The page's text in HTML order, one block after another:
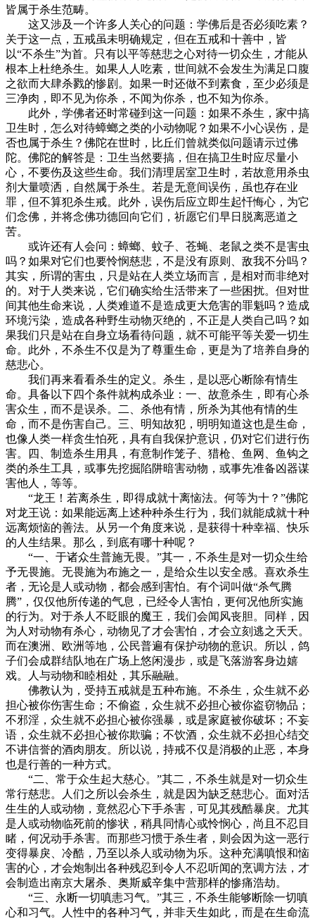
皆属于杀生范畴。
这又涉及一个许多人关心的问题：学佛后是否必须吃素？
关于这一点，五戒虽未明确规定，但在五戒和十善中，皆
以“不杀生”为首。只有以平等慈悲之心对待一切众生，才能从
根本上杜绝杀生。如果人人吃素，世间就不会发生为满足口腹
之欲而大肆杀戮的惨剧。如果一时还做不到素食，至少必须是
三净肉，即不见为你杀，不闻为你杀，也不知为你杀。
此外，学佛者还时常碰到这一问题：如果不杀生，家中搞
卫生时，怎么对待蟑螂之类的小动物呢？如果不小心误伤，是
否也属于杀生？佛陀在世时，比丘们曾就类似问题请示过佛
陀。佛陀的解答是：卫生当然要搞，但在搞卫生时应尽量小
心，不要伤及这些生命。我们清理居室卫生时，若故意用杀虫
剂大量喷洒，自然属于杀生。若是无意间误伤，虽也存在业
罪，但不算犯杀生戒。此外，误伤后应立即生起忏悔心，为它
们念佛，并将念佛功德回向它们，祈愿它们早日脱离恶道之
苦。
或许还有人会问：蟑螂、蚊子、苍蝇、老鼠之类不是害虫
吗？如果对它们也要怜悯慈悲，不是没有原则、敌我不分吗？
其实，所谓的害虫，只是站在人类立场而言，是相对而非绝对
的。对于人类来说，它们确实给生活带来了一些困扰。但对世
间其他生命来说，人类难道不是造成更大危害的罪魁吗？造成
环境污染，造成各种野生动物灭绝的，不正是人类自己吗？如
果我们只是站在自身立场看待问题，就不可能平等关爱一切生
命。此外，不杀生不仅是为了尊重生命，更是为了培养自身的
慈悲心。
我们再来看看杀生的定义。杀生，是以恶心断除有情生
命。具备以下四个条件就构成杀业：一、故意杀生，即有心杀
害众生，而不是误杀。二、杀他有情，所杀为其他有情的生
命，而不是伤害自己。三、明知故犯，明明知道这也是生命，
也像人类一样贪生怕死，具有自我保护意识，仍对它们进行伤
害。四、制造杀生用具，有意制作笼子、猎枪、鱼网、鱼钩之
类的杀生工具，或事先挖掘陷阱暗害动物，或事先准备凶器谋
害他人，等等。
“龙王！若离杀生，即得成就十离恼法。何等为十？”佛陀
对龙王说：如果能远离上述种种杀生行为，我们就能成就十种
远离烦恼的善法。从另一个角度来说，是获得十种幸福、快乐
的人生结果。那么，到底有哪十种呢？
“一、于诸众生普施无畏。”其一，不杀生是对一切众生给
予无畏施。无畏施为布施之一，是给众生以安全感。喜欢杀生
者，无论是人或动物，都会感到害怕。有个词叫做“杀气腾
腾”，仅仅他所传递的气息，已经令人害怕，更何况他所实施
的行为。对于杀人不眨眼的魔王，我们会闻风丧胆。同样，因
为人对动物有杀心，动物见了才会害怕，才会立刻逃之夭夭。
而在澳洲、欧洲等地，公民普遍有保护动物的意识。所以，鸽
子们会成群结队地在广场上悠闲漫步，或是飞落游客身边嬉
戏。人与动物和睦相处，其乐融融。
佛教认为，受持五戒就是五种布施。不杀生，众生就不必
担心被你伤害生命；不偷盗，众生就不必担心被你盗窃物品；
不邪淫，众生就不必担心被你强暴，或是家庭被你破坏；不妄
语，众生就不必担心被你欺骗；不饮酒，众生就不必担心结交
不讲信誉的酒肉朋友。所以说，持戒不仅是消极的止恶，本身
也是行善的一种方式。
“二、常于众生起大慈心。”其二，不杀生就是对一切众生
常行慈悲。人们之所以会杀生，就是因为缺乏慈悲心。面对活
生生的人或动物，竟然忍心下手杀害，可见其残酷暴戾。尤其
是人或动物临死前的惨状，稍具同情心或怜悯心，尚且不忍目
睹，何况动手杀害。而那些习惯于杀生者，则会因为这一恶行
变得暴戾、冷酷，乃至以杀人或动物为乐。这种充满嗔恨和恼
害的心，才会炮制出各种残忍到令人不忍听闻的烹调方法，才
会制造出南京大屠杀、奥斯威辛集中营那样的惨痛浩劫。
“三、永断一切嗔恚习气。”其三，不杀生能够断除一切嗔
心和习气。人性中的各种习气，并非天生如此，而是在生命流